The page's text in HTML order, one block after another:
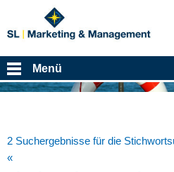
Menü
2 Suchergebnisse für die
«